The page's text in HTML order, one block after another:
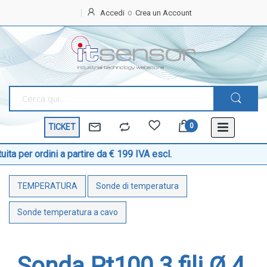
Accedi Crea un Account
TICKET
a partire da € 199 IVA escl.
TEMPERATURA Sonde di temperatura
Sonde temperatura a cavo
OFFERTE
SPECIALI
BEST
SELLER
TEMPERATURA
Sonde di temperatura
Sonde temperatura ambiente
Sonde temperatura a cavo
Sonde temperatura ATEX
Sonde temperatura con connettore